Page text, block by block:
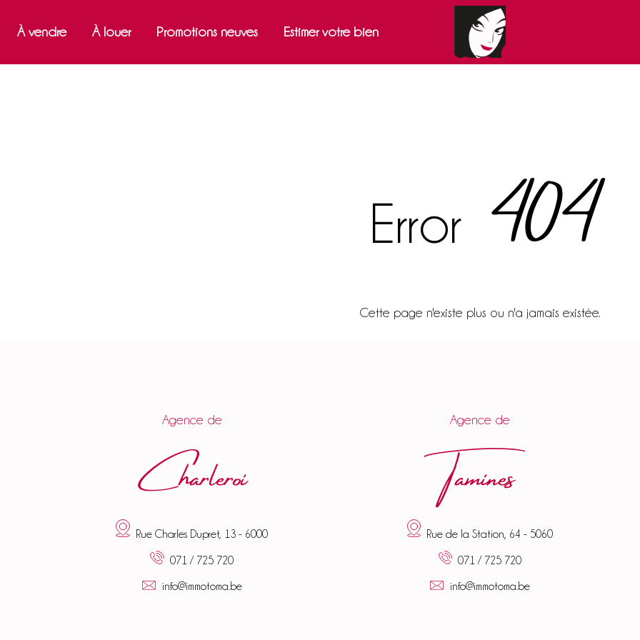
À vendre À louer Promotions neuves Estimer votre bien
Error 404
Cette page n'existe plus ou n'a jamais existée.
Agence de
Charleroi
Rue Charles Dupret, 13 - 6000
071 / 725 720
info@immotoma.be
Agence de
Tamines
Rue de la Station, 64 - 5060
071 / 725 720
info@immotoma.be